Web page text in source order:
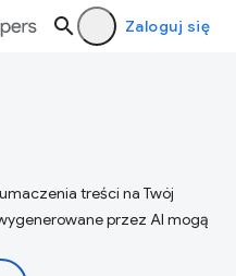
Zaloguj się
treści na Twój
przez AI mogą